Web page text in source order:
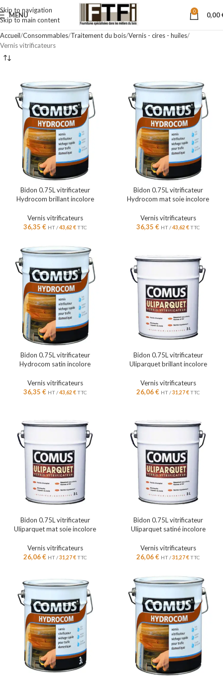
Skip to navigation
Skip to main content
MENU 0 0,00
Accueil Consommables Traitement du bois Vernis - cires - huiles
Vernis vitrificateurs
Bidon 0.75L vitrificateur
Hydrocom brillant incolore
Vernis vitrificateurs
36,35 € HT /43,62 €TTC
Bidon 0.75L vitrificateur
Hydrocom mat soie incolore
Vernis vitrificateurs
36,35 € HT /43,62 €TTC
Bidon 0.75L vitrificateur
Hydrocom satin incolore
Vernis vitrificateurs
36,35 € HT /43,62 €TTC
Bidon 0.75L vitrificateur
Uliparquet brillant incolore
Vernis vitrificateurs
26,06€ HT /31,27€TTC
Bidon 0.75L vitrificateur
Uliparquet mat soie incolore
Vernis vitrificateurs
26,06€ HT /31,27€TTC
Bidon 0.75L vitrificateur
Uliparquet satiné incolore
Vernis vitrificateurs
26,06€ HT /31,27€TTC